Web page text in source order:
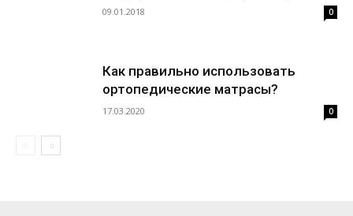
09.01.2018 0
Как правильно использовать
ортопедические матрасы?
17.03.2020 0